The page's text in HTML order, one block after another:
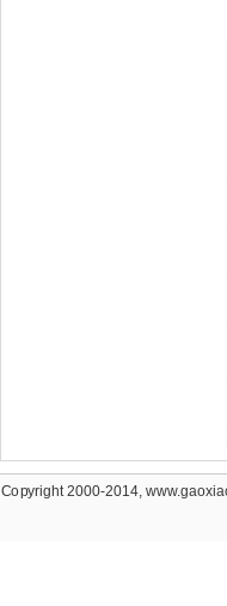
Copyright 2000-2014,